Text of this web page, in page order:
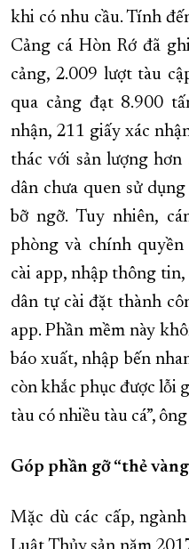
khi có nhu cầu. Tính
Cảng cá Hòn Rớ đã
cảng, 2.009 lượt tàu
qua cảng đạt 8.900
nhận, 211 giấy xác
thácvới sản lượng hơn
dân chưa quen sử
bỡ ngỡ. Tuy nhiên,
phòng và chính
cài app, nhập thông
dân tự cài đặt thành
app. Phần mềm này
báo xuất, nhập bến
còn khắc phục được lỗi
tàu có nhiều tàu cá”,
Góp phần gỡ “thẻ
Mặc dù các cấp,